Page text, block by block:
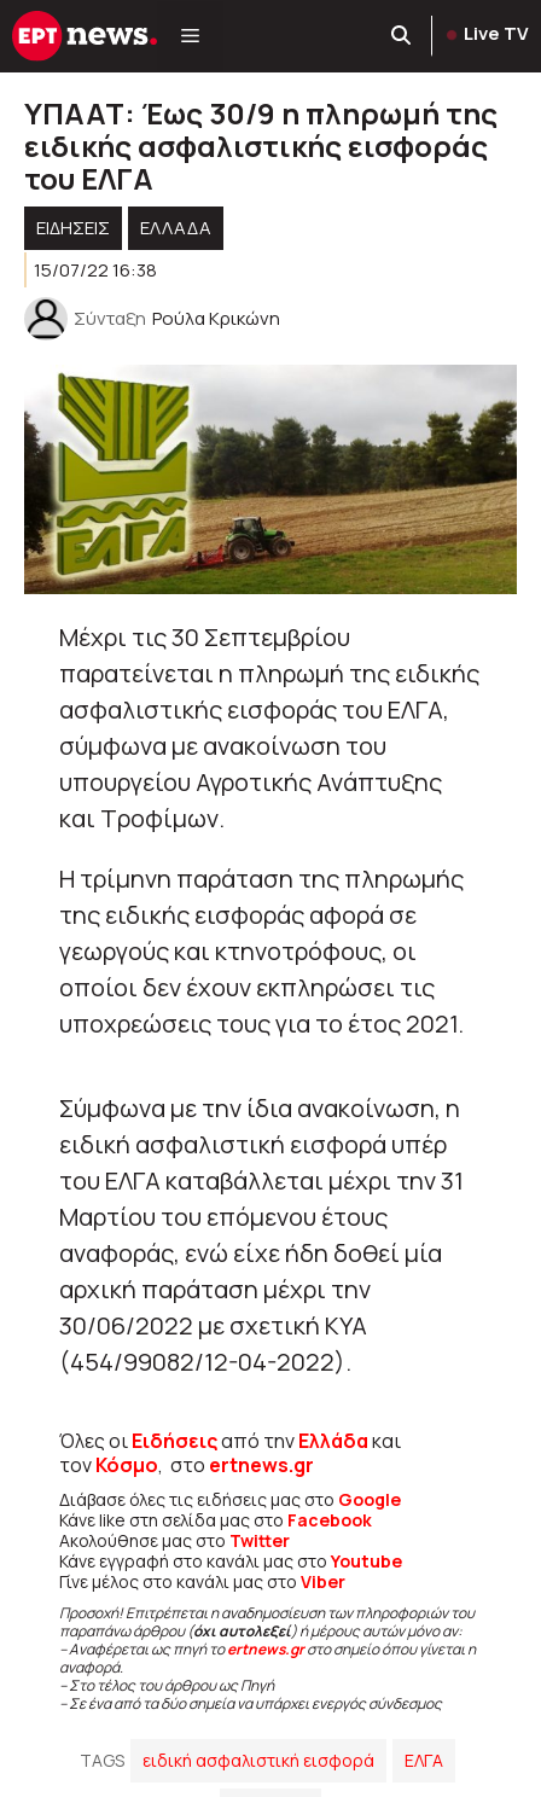
Μετάβαση
σε
Live TV
ΥΠΑΑΤ: Έως 30/9 η πληρωμή της
ειδικής ασφαλιστικής εισφοράς
του ΕΛΓΑ
ΕΙΔΗΣΕΙΣ
ΕΛΛΑΔΑ
15/07/22 16:38
Σύνταξη Ρούλα Κρικώνη
Μέχρι τις 30 Σεπτεμβρίου
παρατείνεται η πληρωμή της ειδικής
ασφαλιστικής εισφοράς του ΕΛΓΑ,
σύμφωνα με ανακοίνωση του
υπουργείου Αγροτικής Ανάπτυξης
και Τροφίμων.
Η τρίμηνη παράταση της πληρωμής
της ειδικής εισφοράς αφορά σε
γεωργούς και κτηνοτρόφους, οι
οποίοι δεν έχουν εκπληρώσει τις
υποχρεώσεις τους για το έτος 2021.
Σύμφωνα με την ίδια ανακοίνωση, η
ειδική ασφαλιστική εισφορά υπέρ
του ΕΛΓΑ καταβάλλεται μέχρι την 31
Μαρτίου του επόμενου έτους
αναφοράς, ενώ είχε ήδη δοθεί μία
αρχική παράταση μέχρι την
30/06/2022 με σχετική ΚΥΑ
(454/99082/12-04-2022).
Όλες οιΕιδήσειςαπό τηνΕλλάδακαι
τονΚόσμο, στο ertnews.gr
Διάβασε όλες τις ειδήσεις μας στο Google
Κάνε like στη σελίδα μας στο Facebook
Ακολούθησε μας στο Twitter
Κάνε εγγραφή στο κανάλι μας στοYoutube
Γίνε μέλος στο κανάλι μας στο Viber
Προσοχή! Επιτρέπεται η αναδημοσίευση των πληροφοριών του
παραπάνω άρθρου (όχι αυτολεξεί) ή μέρους αυτών μόνο αν:
– Αναφέρεται ως πηγή τοertnews.grστο σημείο όπου γίνεται η
αναφορά.
– Στο τέλος του άρθρου ως Πηγή
– Σε ένα από τα δύο σημεία να υπάρχει ενεργός σύνδεσμος
TAGS ειδική ασφαλιστική εισφορά ΕΛΓΑ